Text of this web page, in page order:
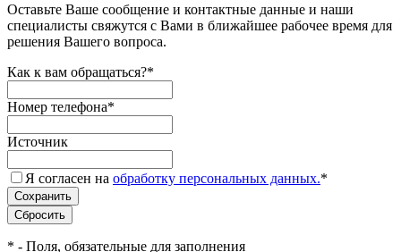
Оставьте Ваше сообщение и контактные данные и наши
специалисты свяжутся с Вами в ближайшее рабочее время для
решения Вашего вопроса.
Как к вам обращаться?*
Номер телефона*
Источник
Я согласен на обработку персональных данных.*
* - Поля, обязательные для заполнения